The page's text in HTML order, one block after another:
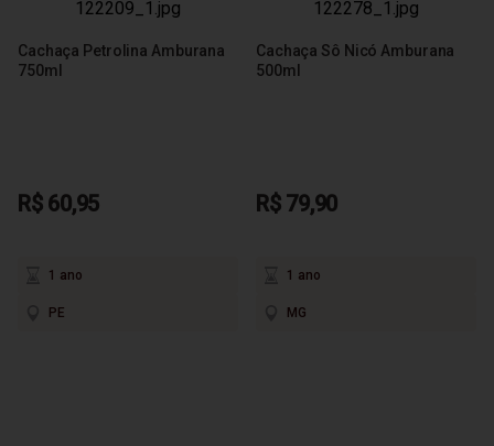
Cachaça Petrolina Amburana
750ml
R$ 60,95
1 ano
PE
Cachaça Sô Nicó Amburana
500ml
R$ 79,90
1 ano
MG